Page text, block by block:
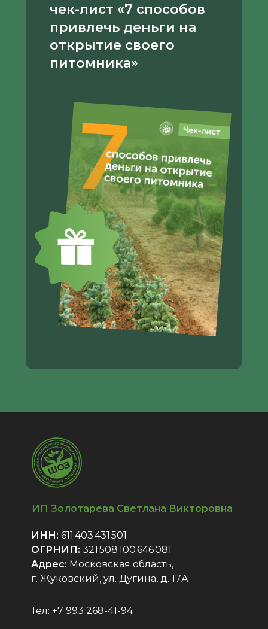
чек-лист «7 способов
привлечь деньги на
открытие своего
питомника»
ХОЧУ ПОДАРОК
ИНН: 611 403 431 501
ОГРНИП: 321 508 100 646 081
Адрес: Московская область,
г. Жуковский, ул. Дугина, д. 17А
Тел: +7 993 268-41-94
ИП Золотарева Светлана Викторовна